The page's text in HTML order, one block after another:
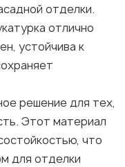
отделки.
отлично
устойчива к
решение для тех,
Этот материал
что
для отделки